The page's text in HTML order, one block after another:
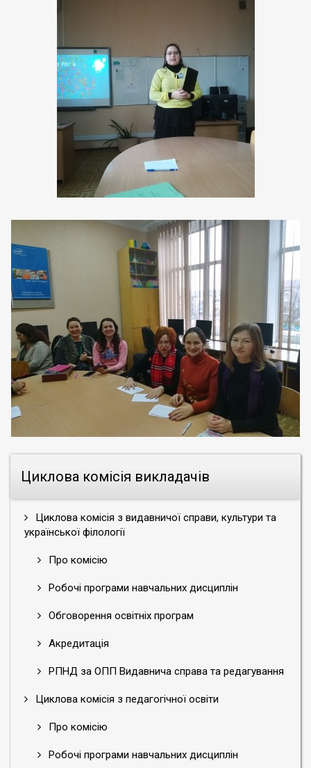
Циклова комісія викладачів
Циклова комісія з видавничої справи, культури та
української філології
Про комісію
Робочі програми навчальних дисциплін
Обговорення освітніх програм
Акредитація
РПНД за ОПП Видавнича справа та редагування
Циклова комісія з педагогічної освіти
Про комісію
Робочі програми навчальних дисциплін